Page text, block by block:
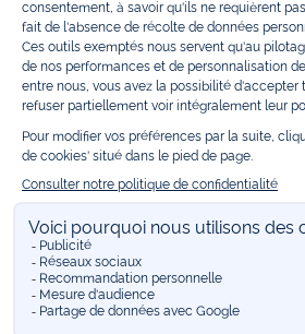
des détails réfléchissants, la collection
qu'élégante, ainsi queles Petits tricotspour
bébé. Pour passer l’automne et l’hiver au
collection demanteaux bébé et enfantet de
lesJolis Jours, c’est l’occasion de retrouver
bébé et enfant à prix doux. Un mariage, un
prévue ? Trouvez unetenue de cérémonie
les sacs
, confectionnés en
malgache Tohana et soutenez un projet
situation de grande précarité
Découvrez aussiles patrons Jacadià faire
transmettre. Pour bien s'équiper pour la
marine, gris, bleu ciel, beige et blanc pour
aux pieds. Retrouvez les recommandations
belles matières. Réservez en ligne,
réservation. Retrouvez les réponses à vos
Collect.